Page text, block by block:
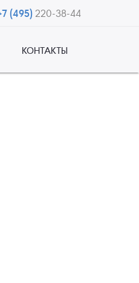
(495)220-38-44
КОНТАКТЫ